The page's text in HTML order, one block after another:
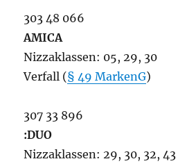
303 48 066
AMICA
Nizzaklassen: 05, 29, 30
Verfall (§ 49 MarkenG)
307 33 896
:DUO
Nizzaklassen: 29, 30, 32, 43